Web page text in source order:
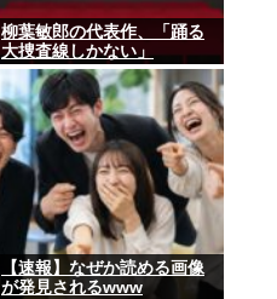
柳葉敏郎の代表作、「踊る
大捜査線しかない」
【速報】なぜか読める画像
が発見されるwww